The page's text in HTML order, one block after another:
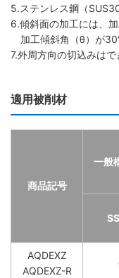
5.ステンレス鋼（
6.傾斜面の加工には、
加工傾斜角（θ）が
7.外周方向の切込みはで
適用被削材
商品記号
一般
AQDEXZ
AQDEXZ-R